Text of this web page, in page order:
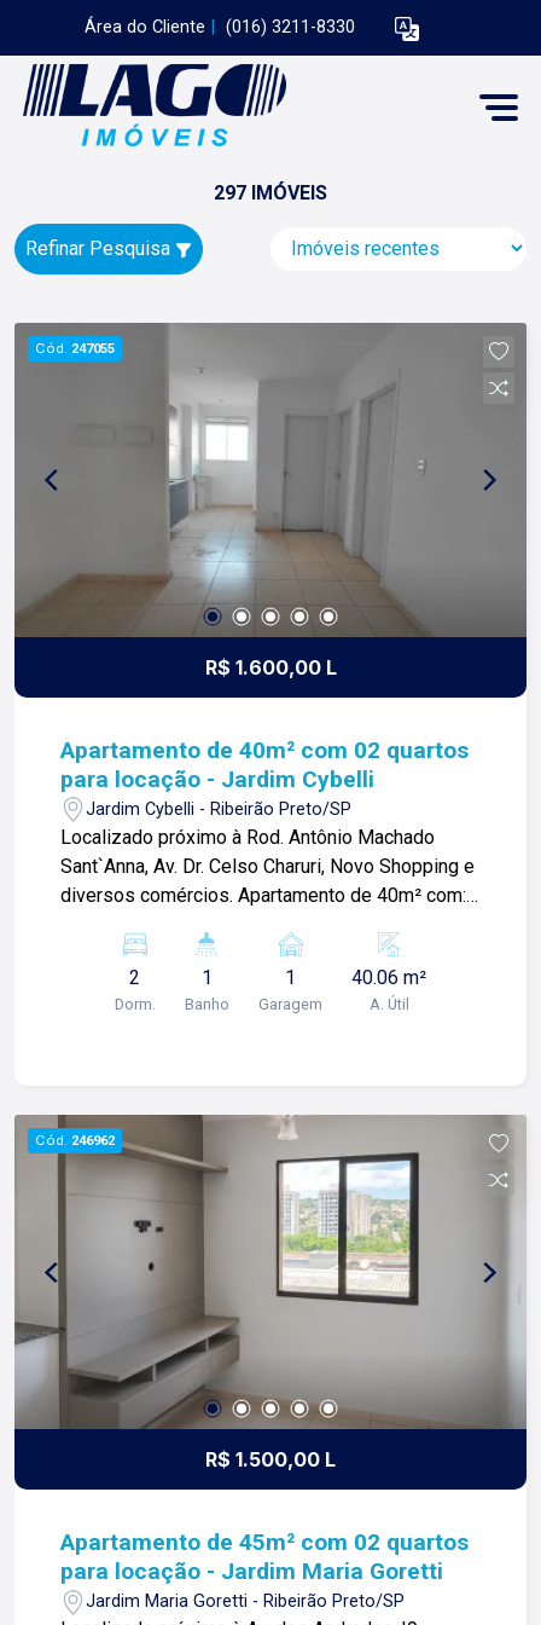
Área do Cliente (016) 3211-8330
297 IMÓVEIS
Refinar Pesquisa
Cód. 247055
R$ 1.600,00 L
Apartamento de 40m² com 02 quartos
para locação - Jardim Cybelli
Jardim Cybelli - Ribeirão Preto/SP
Localizado próximo à Rod. Antônio Machado
Sant`Anna, Av. Dr. Celso Charuri, Novo Shopping e
diversos comércios. Apartamento de 40m² com:
-Área de serviços; -01 vaga de garagem; Para
mais informações e agendar visita, entre em
contato. Lago é RELACIONAMENTO! Desde 1987
com nossos proprietários e clientes. Somos uma
imobiliária que equilibra a tradicionalidade com o
arrojo e a força comercial da atualidade. A Lago é
sua principal imobiliária em Ribeirão Preto!
2
Dorm.
1
Banho
1
Garagem
40.06 m²
A. Útil
Cód. 246962
R$ 1.500,00 L
Apartamento de 45m² com 02 quartos
para locação - Jardim Maria Goretti
Jardim Maria Goretti - Ribeirão Preto/SP